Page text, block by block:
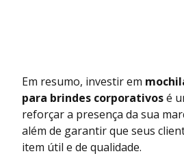
Em resumo, investir em
para brindes corporativosé
reforçar a presença da sua
além de garantir que seus
item útil e de qualidade.